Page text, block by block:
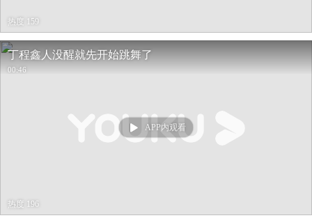
热度 159
丁程鑫人没醒就先开始跳舞了
00:46
APP内观看
热度 196